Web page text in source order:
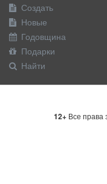
Создать
Новые
Годовщина
Подарки
Найти
12+ Все